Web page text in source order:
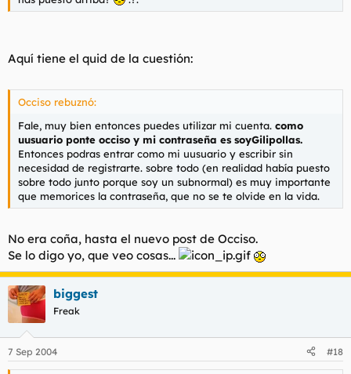
Aquí tiene el quid de la cuestión:
Occiso rebuznó:
Fale, muy bien entonces puedes utilizar mi cuenta. como
uusuario ponte occiso y mi contraseña es soyGilipollas.
Entonces podras entrar como mi uusuario y escribir sin
necesidad de registrarte. sobre todo (en realidad había puesto
sobre todo junto porque soy un subnormal) es muy importante
que memorices la contraseña, que no se te olvide en la vida.
No era coña, hasta el nuevo post de Occiso.
Se lo digo yo, que veo cosas...
biggest
Freak
7 Sep 2004 #18